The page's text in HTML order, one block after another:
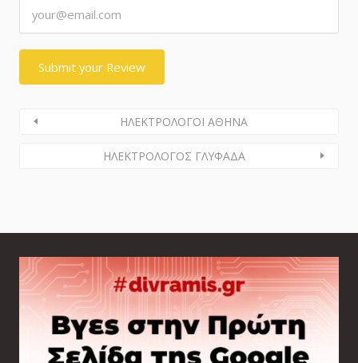
ΗΛΕΚΤΡΟΛΟΓΟΙ ΑΘΗΝΑ
ΗΛΕΚΤΡΟΛΟΓΟΣ ΓΛΥΦΑΔΑ